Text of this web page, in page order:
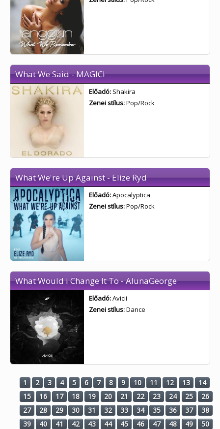
What We Said - MAGIC!
Előadó: Shakira
Zenei stílus:Pop/Rock
What We're Up Against - Elize Ryd
Előadó:Apocalyptica
Zenei stílus:Pop/Rock
What Would I Change It To - AlunaGeorge
Előadó:Avicii
Zenei stílus:Dance
1 2 3 4 5 6 7 8 9 10 11 12 13
14
15
16 17 18 19 20 21 22 23 24 25
26
27
28 29 30 31 32 33 34 35 36 37
38
39
40 41 42 43 44 45 46 47 48 49
50